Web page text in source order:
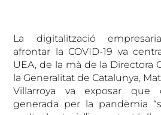
La digitalització
afrontar la COVID-19 va
UEA, de la mà de la Directora
la Generalitat de Catalunya,
Villarroya va exposar que
generada per la pandèmia